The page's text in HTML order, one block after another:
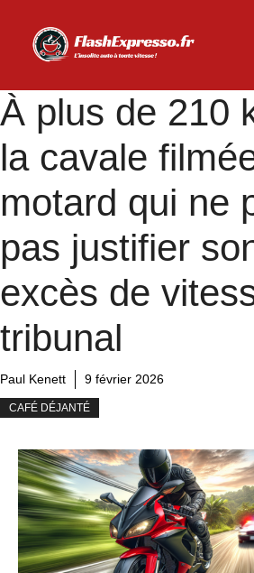
contenu
À plus de 210
la cavale
motard qui ne
pas justifier
excès de
tribunal
Paul Kenett 9 février 2026
CAFÉ DÉJANTÉ